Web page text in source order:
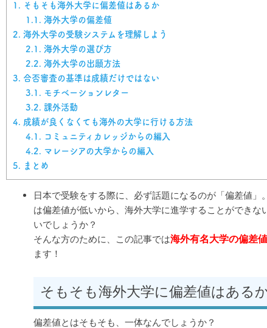
1. そもそも海外大学に偏差値はあるか
1.1. 海外大学の偏差値
2. 海外大学の受験システムを理解しよう
2.1. 海外大学の選び方
2.2. 海外大学の出願方法
3. 合否審査の基準は成績だけではない
3.1. モチベーションレター
3.2. 課外活動
4. 成績が良くなくても海外の大学に行ける方法
4.1. コミュニティカレッジからの編入
4.2. マレーシアの大学からの編入
5. まとめ
日本で受験をする際に、必ず話題になるのが「偏差値」。
は偏差値が低いから、海外大学に進学することができ
いでしょうか？
そんな方のために、この記事では海外有名大学の偏差
ます！
そもそも海外大学に偏差値はある
偏差値とはそもそも、一体なんでしょうか？